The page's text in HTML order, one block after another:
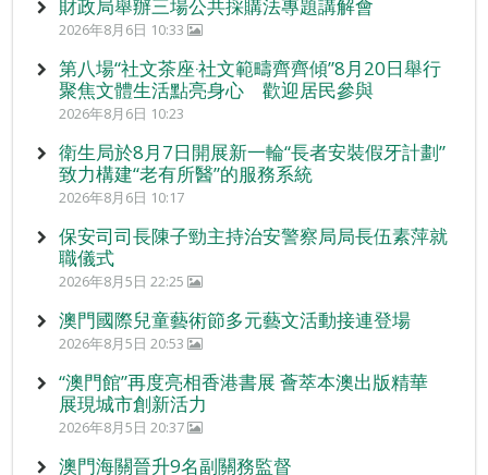
財政局舉辦三場公共採購法專題講解會
2026年8月6日 10:33
第八場“社文茶座‧社文範疇齊齊傾”8月20日舉行
聚焦文體生活點亮身心 歡迎居民參與
2026年8月6日 10:23
衛生局於8月7日開展新一輪“長者安裝假牙計劃”
致力構建“老有所醫”的服務系統
2026年8月6日 10:17
保安司司長陳子勁主持治安警察局局長伍素萍就
職儀式
2026年8月5日 22:25
澳門國際兒童藝術節多元藝文活動接連登場
2026年8月5日 20:53
“澳門館”再度亮相香港書展 薈萃本澳出版精華
展現城市創新活力
2026年8月5日 20:37
澳門海關晉升9名副關務監督